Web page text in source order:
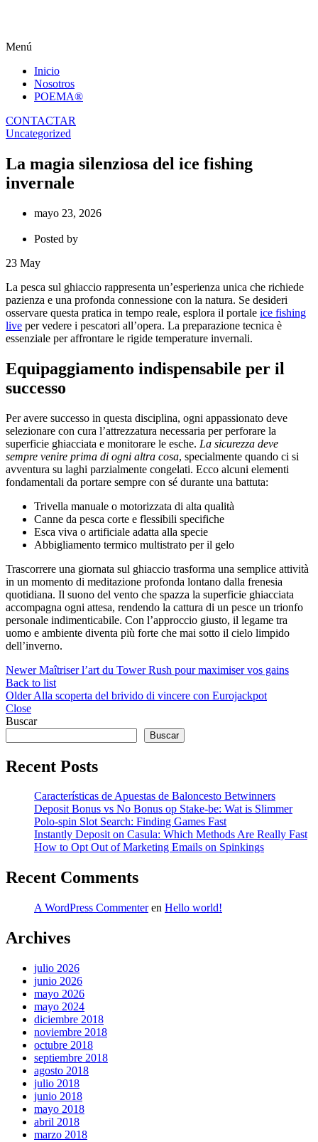
Menú
Inicio
Nosotros
POEMA®
CONTACTAR
Uncategorized
La magia silenziosa del ice fishing
invernale
mayo 23, 2026
Posted by
23 May
La pesca sul ghiaccio rappresenta un’esperienza unica che richiede
pazienza e una profonda connessione con la natura. Se desideri
osservare questa pratica in tempo reale, esplora il portale ice fishing
live per vedere i pescatori all’opera. La preparazione tecnica è
essenziale per affrontare le rigide temperature invernali.
Equipaggiamento indispensabile per il
successo
Per avere successo in questa disciplina, ogni appassionato deve
selezionare con cura l’attrezzatura necessaria per perforare la
superficie ghiacciata e monitorare le esche. La sicurezza deve
sempre venire prima di ogni altra cosa, specialmente quando ci si
avventura su laghi parzialmente congelati. Ecco alcuni elementi
fondamentali da portare sempre con sé durante una battuta:
Trivella manuale o motorizzata di alta qualità
Canne da pesca corte e flessibili specifiche
Esca viva o artificiale adatta alla specie
Abbigliamento termico multistrato per il gelo
Trascorrere una giornata sul ghiaccio trasforma una semplice attività
in un momento di meditazione profonda lontano dalla frenesia
quotidiana. Il suono del vento che spazza la superficie ghiacciata
accompagna ogni attesa, rendendo la cattura di un pesce un trionfo
personale indimenticabile. Con l’approccio giusto, il legame tra
uomo e ambiente diventa più forte che mai sotto il cielo limpido
dell’inverno.
Newer Maîtriser l’art du Tower Rush pour maximiser vos gains
Back to list
Older Alla scoperta del brivido di vincere con Eurojackpot
Close
Buscar
Buscar
Recent Posts
Características de Apuestas de Baloncesto Betwinners
Deposit Bonus vs No Bonus op Stake-be: Wat is Slimmer
Polo-spin Slot Search: Finding Games Fast
Instantly Deposit on Casula: Which Methods Are Really Fast
How to Opt Out of Marketing Emails on Spinkings
Recent Comments
A WordPress Commenteren Hello world!
Archives
julio 2026
junio 2026
mayo 2026
mayo 2024
diciembre 2018
noviembre 2018
octubre 2018
septiembre 2018
agosto 2018
julio 2018
junio 2018
mayo 2018
abril 2018
marzo 2018